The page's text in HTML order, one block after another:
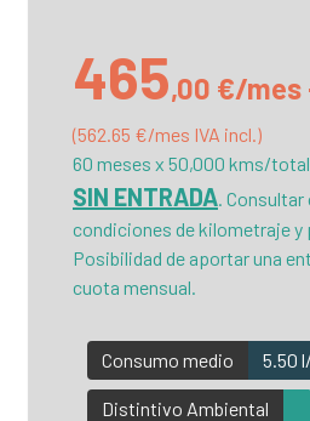
465,00 €/mes
(562.65 €/mes IVA incl.)
60 meses x 50,000 kms/
SIN ENTRADA.
condiciones de kilometraje y
Posibilidad de aportar una
cuota mensual.
Consumo medio 5.50
Distintivo Ambiental